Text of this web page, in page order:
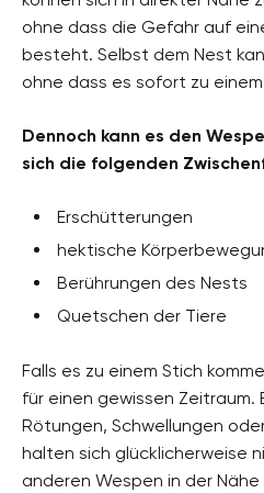
ohne dass die Gefahr auf
besteht. Selbst dem Nest
ohne dass es sofort zu
Dennoch kann es den
sich die folgenden
Erschütterungen
hektische
Berührungen des Nests
Quetschen der Tiere
Falls es zu einem Stich
für einen gewissen Zeitraum.
Rötungen, Schwellungen
halten sich glücklicherweise
anderen Wespen in der